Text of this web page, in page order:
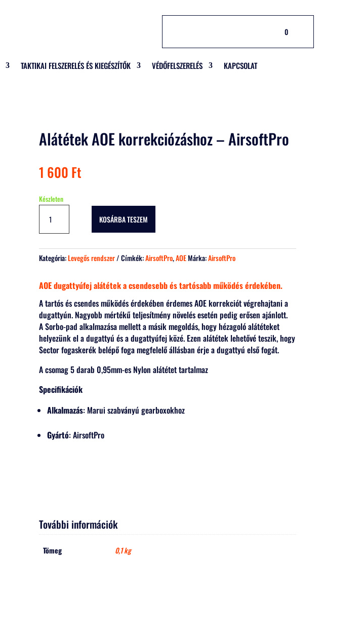
0
TAKTIKAI FELSZERELÉS ÉS KIEGÉSZÍTŐK VÉDŐFELSZERELÉS KAPCSOLAT
Alátétek AOE korrekciózáshoz – AirsoftPro
1 600 Ft
Készleten
korrekciózáshoz
AirsoftPro
KOSÁRBA TESZEM
Kategória:Levegős rendszer Címkék:AirsoftPro,AOEMárka:AirsoftPro
AOE dugattyúfej alátétek a csendesebb és tartósabb működés érdekében.
A tartós és csendes működés érdekében érdemes AOE korrekciót végrehajtani a
dugattyún. Nagyobb mértékű teljesítmény növelés esetén pedig erősen ajánlott.
A Sorbo-pad alkalmazása mellett a másik megoldás, hogy hézagoló alátéteket
helyezünk el a dugattyú és a dugattyúfej közé. Ezen alátétek lehetővé teszik, hogy
Sector fogaskerék belépő foga megfelelő állásban érje a dugattyú első fogát.
A csomag 5 darab 0,95mm-es Nylon alátétet tartalmaz
Specifikációk
Alkalmazás: Marui szabványú gearboxokhoz
Gyártó: AirsoftPro
További információk
Tömeg 0,1 kg